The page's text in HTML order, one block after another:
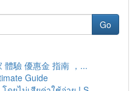
Go
體驗 優惠金 指南 ，...
Guide